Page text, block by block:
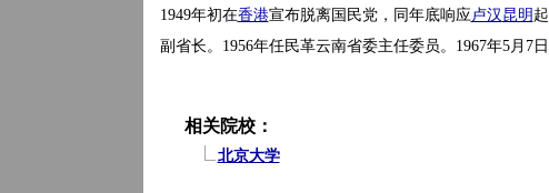
1949年初在香港宣布脱离国民党，同年底响应卢汉 昆明
副省长。1956年任民革云南省委主任委员。1967年5月7日
相关院校：
北京大学